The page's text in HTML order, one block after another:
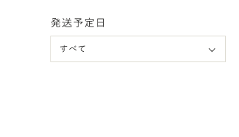
発送予定日